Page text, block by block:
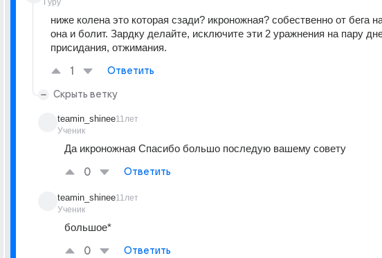
Гуру
ниже колена это которая сзади? икроножная? собественно от бега
она и болит. Зардку делайте, исключите эти 2 уражнения на пару
присидания, отжимания.
1 Ответить
Скрыть ветку
teamin_shinee
Ученик
11лет
Да икроножная Спасибо большо последую вашему совету
0 Ответить
teamin_shinee
Ученик
11лет
большое*
0 Ответить